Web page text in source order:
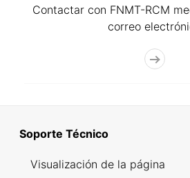
Contactar con FNMT-RCM
correo
Soporte Técnico
Visualización de la página